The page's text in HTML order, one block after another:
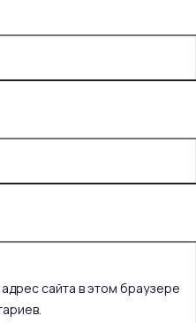
сайта в этом браузере